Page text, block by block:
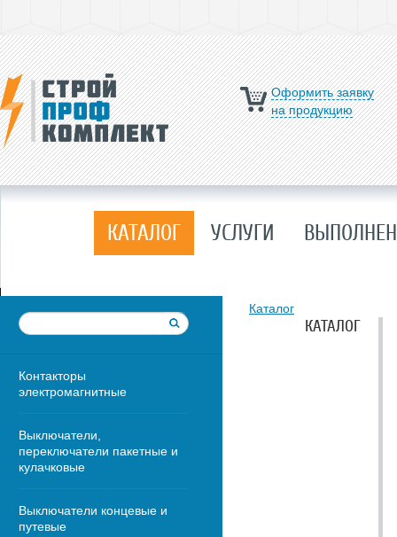
Оформить заявку
на продукцию
КАТАЛОГ УСЛУГИ
Контакторы
электромагнитные
Выключатели,
переключатели пакетные и
кулачковые
Выключатели концевые и
путевые
Каталог
КАТАЛОГ